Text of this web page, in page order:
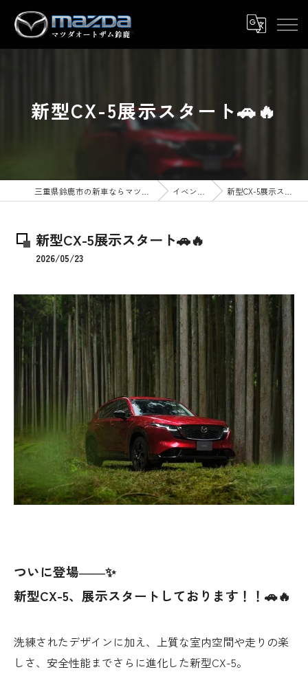
新型CX-5展示スタート🚗🔥
イベント情報 新型CX-5展示スタート🚗🔥
新型CX-5展示スタート🚗🔥
2026/05/23
ついに登場――✨
新型CX-5、展示スタートしております！！🚗🔥
洗練されたデザインに加え、上質な室内空間や走りの楽
しさ、安全性能までさらに進化した新型CX-5。